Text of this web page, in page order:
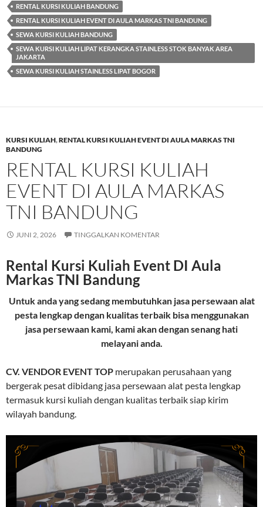
RENTAL KURSI KULIAH BANDUNG
RENTAL KURSI KULIAH EVENT DI AULA MARKAS TNI BANDUNG
SEWA KURSI KULIAH BANDUNG
SEWA KURSI KULIAH LIPAT KERANGKA STAINLESS STOK BANYAK AREA
JAKARTA
SEWA KURSI KULIAH STAINLESS LIPAT BOGOR
KURSI KULIAH,RENTAL KURSI KULIAH EVENT DI AULA MARKAS TNI
BANDUNG
RENTAL KURSI KULIAH
EVENT DI AULA MARKAS
TNI BANDUNG
JUNI 2, 2026 TINGGALKAN KOMENTAR
Rental Kursi Kuliah Event DI Aula
Markas TNI Bandung
Untuk anda yang sedang membutuhkan jasa persewaan alat
pesta lengkap dengan kualitas terbaik bisa menggunakan
jasa persewaan kami, kami akan dengan senang hati
melayani anda.
CV. VENDOR EVENT TOP merupakan perusahaan yang
bergerak pesat dibidang jasa persewaan alat pesta lengkap
termasuk kursi kuliah dengan kualitas terbaik siap kirim
wilayah bandung.